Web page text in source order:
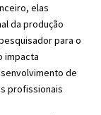
elas
da produção
para o
impacta
de
profissionais